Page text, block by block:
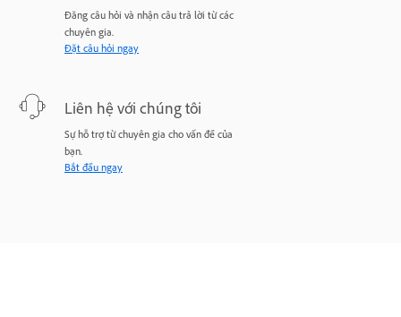
Đăng câu hỏi và nhận câu trả lời từ các
chuyên gia.
Đặt câu hỏi ngay
Liên hệ với chúng tôi
Sự hỗ trợ từ chuyên gia cho vấn đề của
bạn.
Bắt đầu ngay